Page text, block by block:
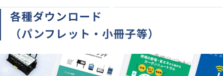
各種ダウンロード
（パンフレット・小冊子等）